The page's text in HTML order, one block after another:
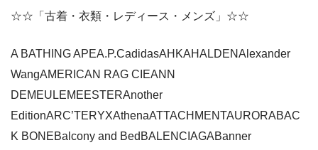
☆☆「古着・衣類・レディース・メンズ」☆☆
A BATHING APEA.P.CadidasAHKAHALDENAlexander
WangAMERICAN RAG CIEANN
DEMEULEMEESTERAnother
EditionARC’TERYXAthenaATTACHMENTAURORABAC
K BONEBalcony and BedBALENCIAGABanner